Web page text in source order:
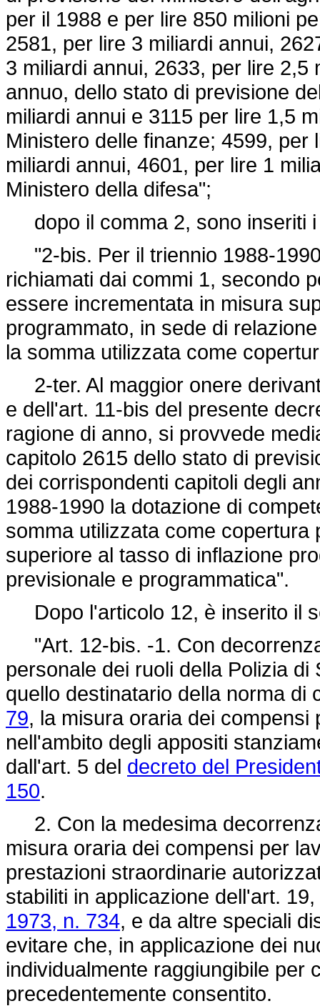
per il 1988 e per lire 850 milioni
2581, per lire 3 miliardi annui,
3 miliardi annui, 2633, per lire
annuo, dello stato di previsione
miliardi annui e 3115 per lire 1,5
Ministero delle finanze; 4599,
miliardi annui, 4601, per lire 1
Ministero della difesa";
dopo il comma 2, sono inseriti i
"2-bis. Per il triennio 1988-
richiamati dai commi 1, secondo
essere incrementata in misura
programmato, in sede di
la somma utilizzata come
2-ter. Al maggior onere
e dell'art. 11-bis del presente
ragione di anno, si provvede
capitolo 2615 dello stato di
dei corrispondenti capitoli degli
1988-1990 la dotazione di
somma utilizzata come
superiore al tasso di inflazione
previsionale e programmatica".
Dopo l'articolo 12, è inserito il
"Art. 12-bis. -1. Con
personale dei ruoli della Polizia
quello destinatario della norma di
79, la misura oraria dei
nell'ambito degli appositi
dall'art. 5 del decreto del
150.
2. Con la medesima
misura oraria dei compensi per
prestazioni straordinarie
stabiliti in applicazione dell'art.
1973, n. 734, e da altre speciali
evitare che, in applicazione dei
individualmente raggiungibile per
precedentemente consentito.